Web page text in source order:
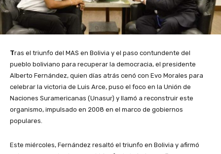
Tras el triunfo del MAS en Bolivia y el paso contundente del
pueblo boliviano para recuperar la democracia, el presidente
Alberto Fernández, quien días atrás cenó con Evo Morales para
celebrar la victoria de Luis Arce, puso el foco en la Unión de
Naciones Suramericanas (Unasur) y llamó a reconstruir este
organismo, impulsado en 2008 en el marco de gobiernos
populares.
Este miércoles, Fernández resaltó el triunfo en Bolivia y afirmó